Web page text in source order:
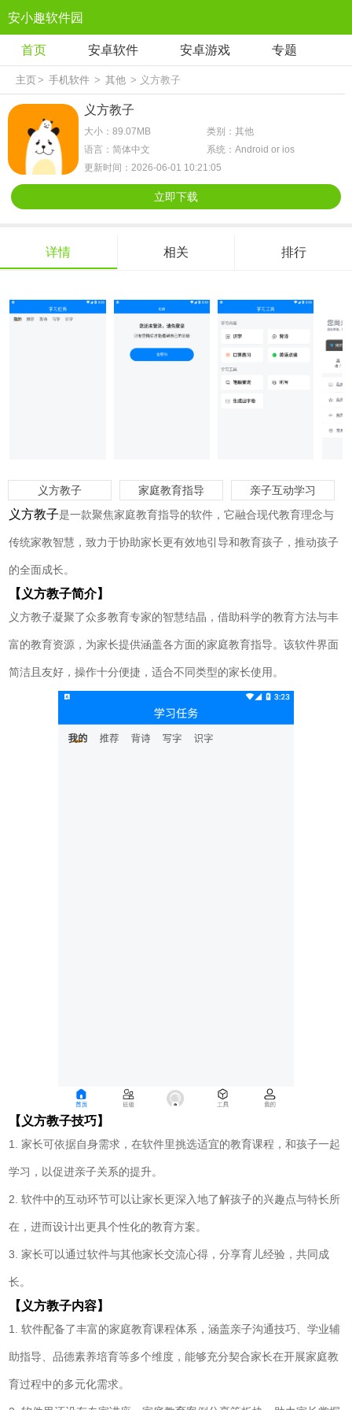
安小趣软件园
首页 安卓软件 安卓游戏 专题
主页> 手机软件 > 其他 > 义方教子
义方教子
大小：89.07MB
类别：其他
语言：简体中文
系统：Android or ios
更新时间：2026-06-01 10:21:05
立即下载
详情 相关 排行
义方教子 家庭教育指导 亲子互动学习
义方教子是一款聚焦家庭教育指导的软件，它融合现代教育理念与
传统家教智慧，致力于协助家长更有效地引导和教育孩子，推动孩子
的全面成长。
【义方教子简介】
义方教子凝聚了众多教育专家的智慧结晶，借助科学的教育方法与丰
富的教育资源，为家长提供涵盖各方面的家庭教育指导。该软件界面
简洁且友好，操作十分便捷，适合不同类型的家长使用。
【义方教子技巧】
1. 家长可依据自身需求，在软件里挑选适宜的教育课程，和孩子一起
学习，以促进亲子关系的提升。
2. 软件中的互动环节可以让家长更深入地了解孩子的兴趣点与特长所
在，进而设计出更具个性化的教育方案。
3. 家长可以通过软件与其他家长交流心得，分享育儿经验，共同成
长。
【义方教子内容】
1. 软件配备了丰富的家庭教育课程体系，涵盖亲子沟通技巧、学业辅
助指导、品德素养培育等多个维度，能够充分契合家长在开展家庭教
育过程中的多元化需求。